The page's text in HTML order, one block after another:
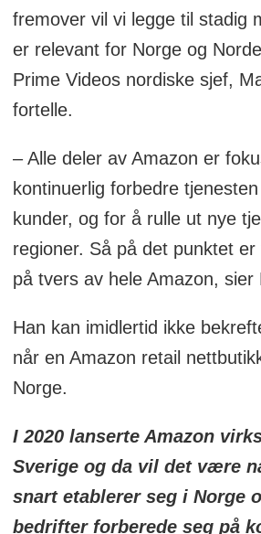
fremover vil vi legge til stadig
er relevant for Norge og
Prime Videos nordiske sjef,
fortelle.
– Alle deler av Amazon er
kontinuerlig forbedre
kunder, og for å rulle ut nye
regioner. Så på det punktet
på tvers av hele Amazon, sier
Han kan imidlertid ikke
når en Amazon retail
Norge.
I 2020 lanserte Amazon
Sverige og da vil det være
snart etablerer seg i Norge
bedrifter forberede seg på